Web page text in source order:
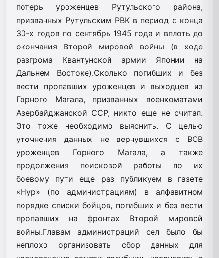
потерь уроженцев Рутульского района,
призванных Рутульским РВК в период с конца
30-х годов по сентябрь 1945 года и вплоть до
окончания Второй мировой войны (в ходе
разгрома Квантунской армии Японии на
Дальнем Востоке).Сколько погибших и без
вести пропавших уроженцев и выходцев из
Горного Магала, призванных военкоматами
Азербайджанской ССР, никто еще не считал.
Это тоже необходимо выяснить. С целью
уточнения данных не вернувшихся с ВОВ
уроженцев Горного Магала, а также
продолжения поисковой работы по их
боевому пути еще раз публикуем в газете
«Нур» (по администрациям) в алфавитном
порядке списки бойцов, погибших и без вести
пропавших на фронтах Второй мировой
войны.Главам администраций сел было бы
неплохо организовать сбор данных для